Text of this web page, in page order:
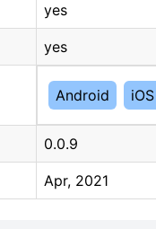
yes
yes
Android iOS
0.0.9
Apr, 2021